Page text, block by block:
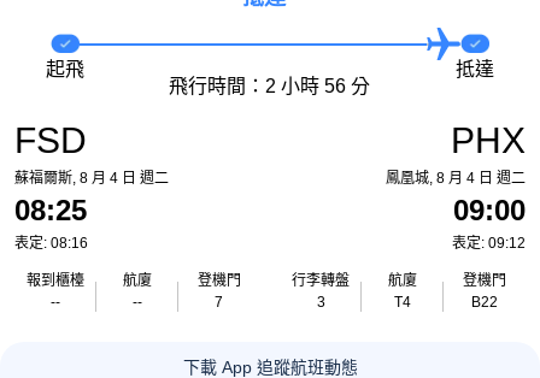
FSD
蘇福爾斯, 8 月 4 日 週二
08:25
表定: 08:16
報到櫃檯
--
航廈
--
登機門
7
起飛
飛行時間：2 小時 56 分
抵達
PHX
鳳凰城, 8 月 4 日 週二
09:00
表定: 09:12
行李轉盤
3
航廈
T4
登機門
B22
下載 App 追蹤航班動態